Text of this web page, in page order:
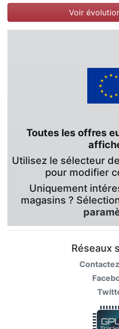
Voir
Toutes les offres
Utilisez le sélecteur
pour modifier
Uniquement
magasins ?
Réseaux